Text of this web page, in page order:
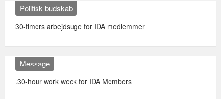
Politisk budskab
30-timers arbejdsuge for IDA medlemmer
Message
.30-hour work week for IDA Members